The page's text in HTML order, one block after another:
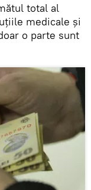
total al
medicale și
o parte sunt